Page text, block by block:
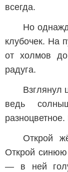
всегда.
Но
клубочек. На
от холмов до
радуга.
Взглянул
ведь
Открой
Открой
— в ней